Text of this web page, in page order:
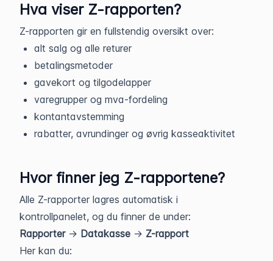
Hva viser Z-rapporten?
Z-rapporten gir en fullstendig oversikt over:
alt salg og alle returer
betalingsmetoder
gavekort og tilgodelapper
varegrupper og mva-fordeling
kontantavstemming
rabatter, avrundinger og øvrig kasseaktivitet
Hvor finner jeg Z-rapportene?
Alle Z-rapporter lagres automatisk i
kontrollpanelet, og du finner de under:
Rapporter→ Datakasse → Z-rapport
Her kan du: